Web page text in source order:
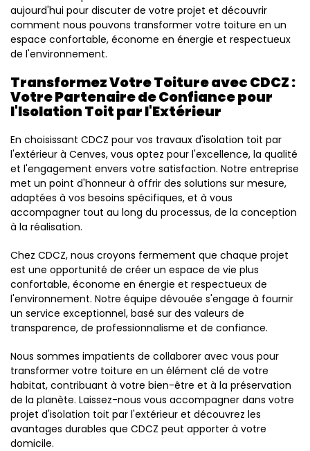
aujourd'hui pour discuter de votre projet et découvrir
comment nous pouvons transformer votre toiture en un
espace confortable, économe en énergie et respectueux
de l'environnement.
Transformez Votre Toiture avec CDCZ :
Votre Partenaire de Confiance pour
l'Isolation Toit par l'Extérieur
En choisissant CDCZ pour vos travaux d'isolation toit par
l'extérieur à Cenves, vous optez pour l'excellence, la qualité
et l'engagement envers votre satisfaction. Notre entreprise
met un point d'honneur à offrir des solutions sur mesure,
adaptées à vos besoins spécifiques, et à vous
accompagner tout au long du processus, de la conception
à la réalisation.
Chez CDCZ, nous croyons fermement que chaque projet
est une opportunité de créer un espace de vie plus
confortable, économe en énergie et respectueux de
l'environnement. Notre équipe dévouée s'engage à fournir
un service exceptionnel, basé sur des valeurs de
transparence, de professionnalisme et de confiance.
Nous sommes impatients de collaborer avec vous pour
transformer votre toiture en un élément clé de votre
habitat, contribuant à votre bien-être et à la préservation
de la planète. Laissez-nous vous accompagner dans votre
projet d'isolation toit par l'extérieur et découvrez les
avantages durables que CDCZ peut apporter à votre
domicile.